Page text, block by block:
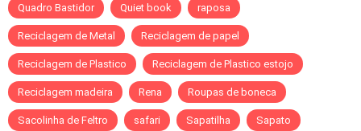
Quadro Bastidor Quiet book raposa
Reciclagem de Metal Reciclagem de papel
Reciclagem de Plastico Reciclagem de Plastico estojo
Reciclagem madeira Rena Roupas de boneca
Sacolinha de Feltro safari Sapatilha Sapato